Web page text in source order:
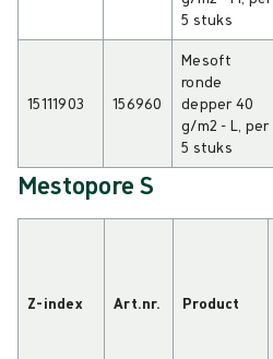
5 stuks
15111903 156960
Mesoft
ronde
depper 40
g/m2 - L, per
5 stuks
Mestopore S
Z-index Art.nr. Product